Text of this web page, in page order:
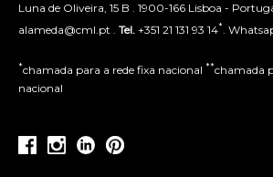
Luna de Oliveira, 15 B . 1900-166 Lisboa -
alameda@cml.pt . Tel. +351 21 131 93 14* .
*chamada para a rede fixa nacional **chamada
nacional